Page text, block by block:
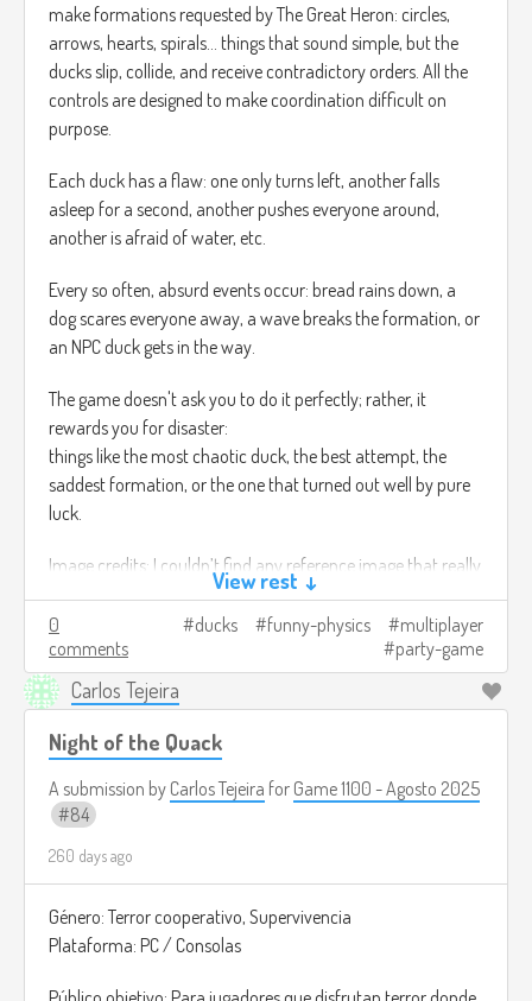
make formations requested by The Great Heron: circles,
arrows, hearts, spirals... things that sound simple, but the
ducks slip, collide, and receive contradictory orders. All the
controls are designed to make coordination difficult on
purpose.
Each duck has a flaw: one only turns left, another falls
asleep for a second, another pushes everyone around,
another is afraid of water, etc.
Every so often, absurd events occur: bread rains down, a
dog scares everyone away, a wave breaks the formation, or
an NPC duck gets in the way.
The game doesn't ask you to do it perfectly; rather, it
rewards you for disaster:
things like the most chaotic duck, the best attempt, the
saddest formation, or the one that turned out well by pure
luck.
Image credits: I couldn’t find any reference image that really
matched what I was trying to show T_T
View rest ↓
0
comments
ducks funny-physics
multiplayer
party-game
Carlos Tejeira
Night of the Quack
A submission by Carlos Tejeira for Game 1100 - Agosto 2025
84
260 days ago
Género: Terror cooperativo, Supervivencia
Plataforma: PC / Consolas